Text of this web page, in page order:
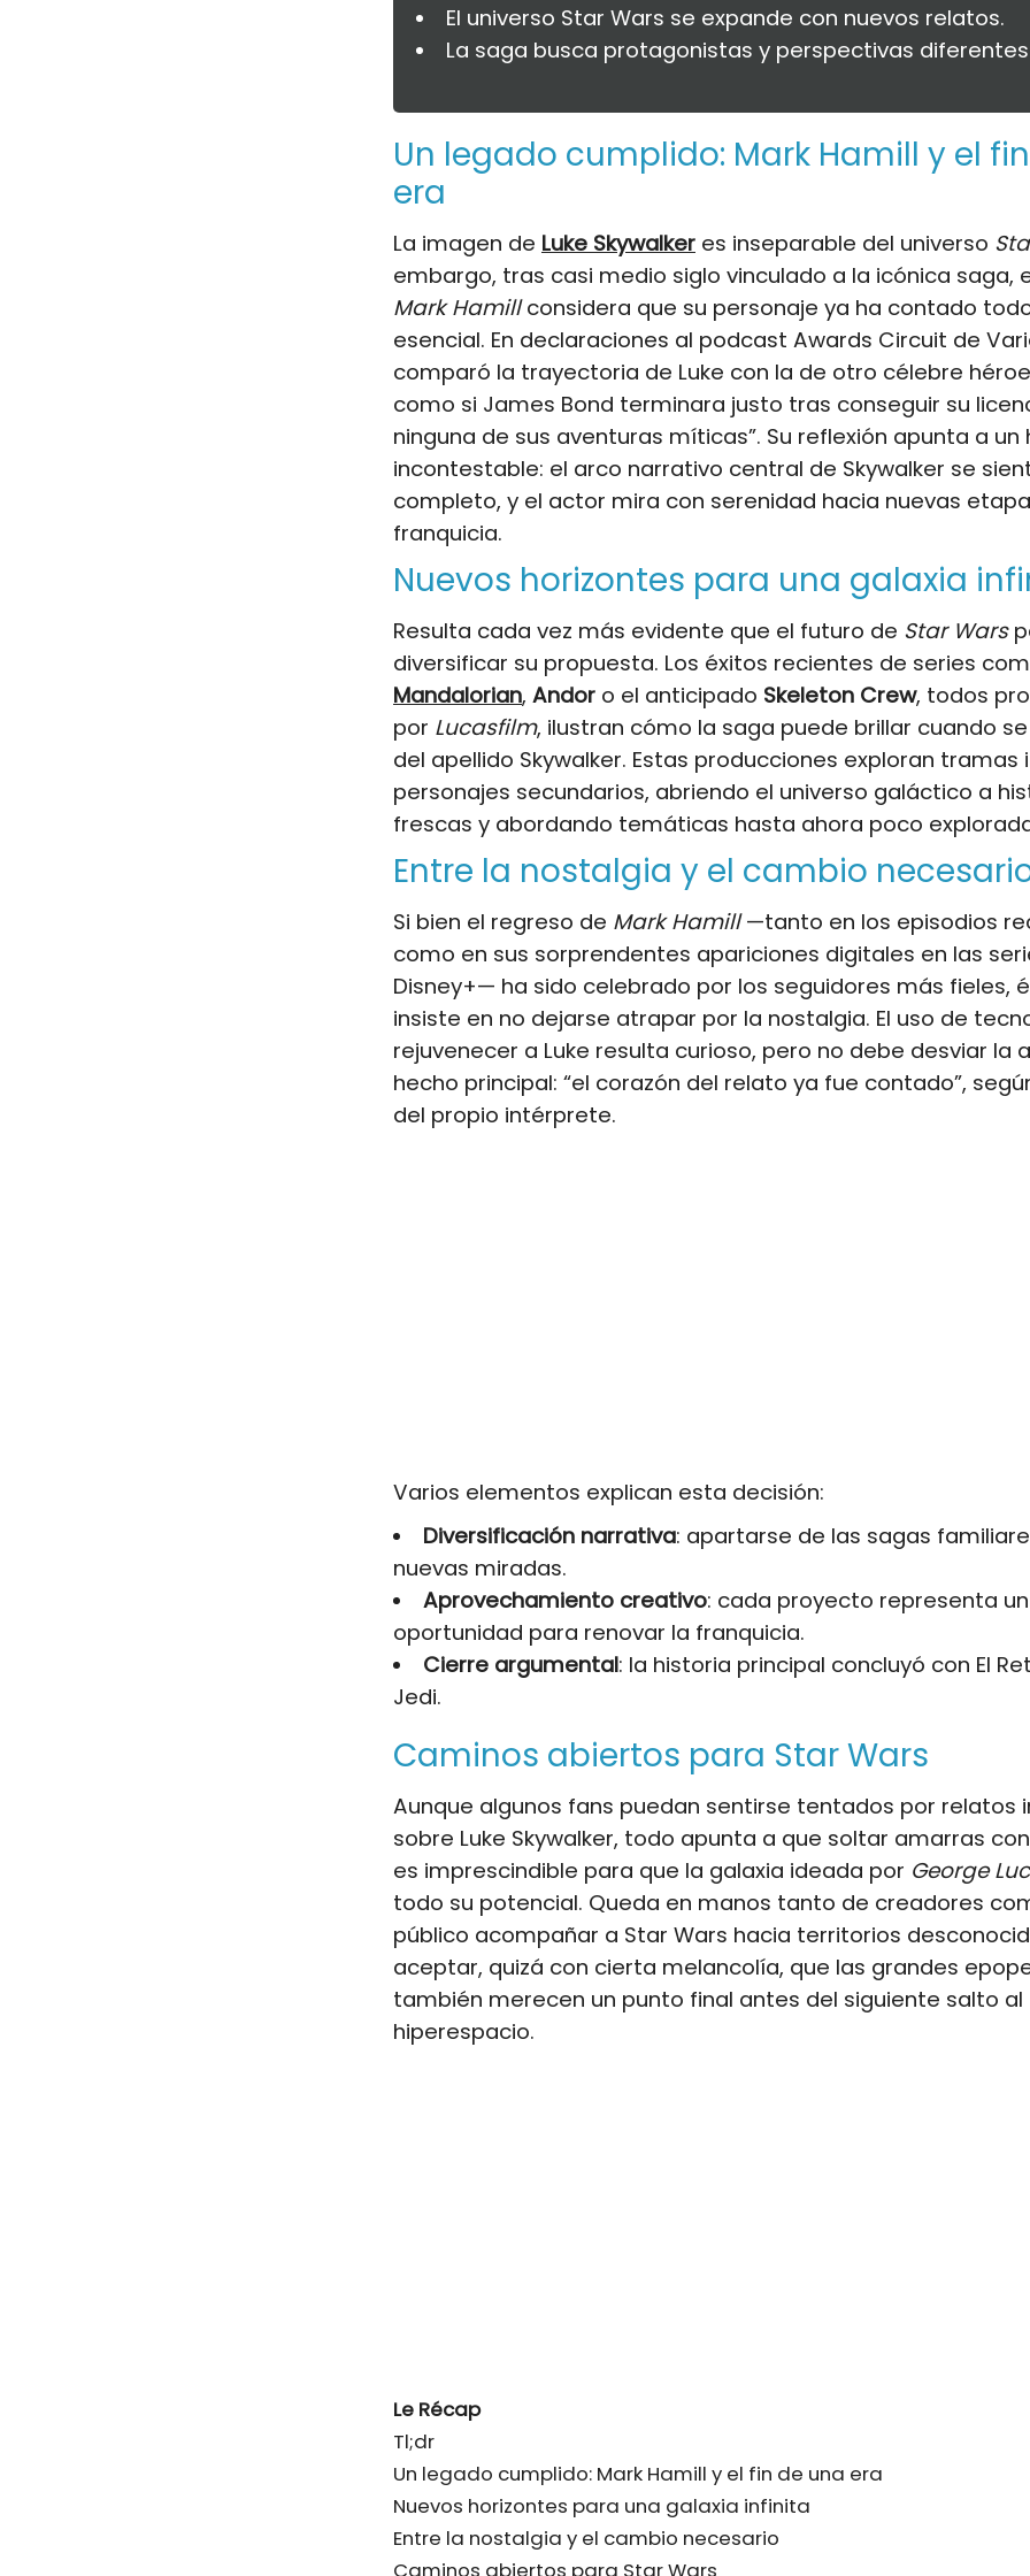
El universo Star Wars se expande con nuevos relatos.
La saga busca protagonistas y perspectivas
Un legado cumplido: Mark Hamill y el
era
La imagen de Luke Skywalker es inseparable del universo
embargo, tras casi medio siglo vinculado a la icónica saga,
Mark Hamillconsidera que su personaje ya ha contado
esencial. En declaraciones al podcast Awards Circuit de
comparó la trayectoria de Luke con la de otro célebre
como si James Bond terminara justo tras conseguir su
ninguna de sus aventuras míticas”. Su reflexión apunta a un
incontestable: el arco narrativo central de Skywalker se
completo, y el actor mira con serenidad hacia nuevas
franquicia.
Nuevos horizontes para una galaxia
Resulta cada vez más evidente que el futuro de Star Wars
diversificar su propuesta. Los éxitos recientes de series
Mandalorian, Andor o el anticipado Skeleton Crew, todos
por Lucasfilm, ilustran cómo la saga puede brillar cuando
del apellido Skywalker. Estas producciones exploran tramas
personajes secundarios, abriendo el universo galáctico a
frescas y abordando temáticas hasta ahora poco
Entre la nostalgia y el cambio
Si bien el regreso de Mark Hamill—tanto en los episodios
como en sus sorprendentes apariciones digitales en las
Disney+— ha sido celebrado por los seguidores más fieles,
insiste en no dejarse atrapar por la nostalgia. El uso de
rejuvenecer a Luke resulta curioso, pero no debe desviar la
hecho principal: “el corazón del relato ya fue contado”,
del propio intérprete.
Varios elementos explican esta decisión:
Diversificación narrativa: apartarse de las sagas
nuevas miradas.
Aprovechamiento creativo: cada proyecto representa
oportunidad para renovar la franquicia.
Cierre argumental: la historia principal concluyó con El
Jedi.
Caminos abiertos para Star Wars
Aunque algunos fans puedan sentirse tentados por relatos
sobre Luke Skywalker, todo apunta a que soltar amarras
es imprescindible para que la galaxia ideada por George
todo su potencial. Queda en manos tanto de creadores
público acompañar a Star Wars hacia territorios
aceptar, quizá con cierta melancolía, que las grandes
también merecen un punto final antes del siguiente salto al
hiperespacio.
Le Récap
Tl;dr
Un legado cumplido: Mark Hamill y el fin de una era
Nuevos horizontes para una galaxia infinita
Entre la nostalgia y el cambio necesario
Caminos abiertos para Star Wars